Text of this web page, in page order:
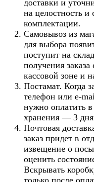
доставки и
на целостность и
комплектации.
Самовывоз из
для выбора
поступит на
получения заказа
кассовой зоне и
Постамат. Когда
телефон или e-
нужно оплатить
хранения — 3
Почтовая
заказ придет в
извещение о
оценить
Вскрывать